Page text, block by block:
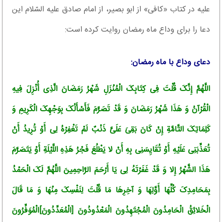
علیه در کتاب «کافى» از ابو بصیر، از امام صادق علیه السّلام این
دعا را براى وداع ماه رمضان روایت کرده است:
دعای وداع با ماه رمضان:
اللَّهُمَّ إِنَّکَ قُلْتَ فِی کِتَابِکَ الْمُنْزَلِ شَهْرُ رَمَضَانَ الَّذِی أُنْزِلَ فِیهِ
الْقُرْآنُ وَ هَذَا شَهْرُ رَمَضَانَ وَ قَدْ تَصَرَّمَ فَأَسْأَلُکَ بِوَجْهِکَ الْکَرِیمِ وَ
کَلِمَاتِکَ التَّامَّةِ إِنْ کَانَ بَقِیَ عَلَیَّ ذَنْبٌ لَمْ تَغْفِرْهُ لِی أَوْ تُرِیدُ أَنْ
تُعَذِّبَنِی عَلَیْهِ أَوْ تُقَایِسَنِی بِهِ أَنْ لا یَطْلُعَ فَجْرُ هَذِهِ اللَّیْلَةِ أَوْ یَتَصَرَّمَ
هَذَا الشَّهْرُ إِلا وَ قَدْ غَفَرْتَهُ لِی یَا أَرْحَمَ الرَّاحِمِینَ اللَّهُمَّ لَکَ الْحَمْدُ
بِمَحَامِدِکَ کُلِّهَا أَوَّلِهَا وَ آخِرِهَا مَا قُلْتَ لِنَفْسِکَ مِنْهَا وَ مَا قَالَ
الْخَلائِقُ الْحَامِدُونَ الْمُجْتَهِدُونَ الْمَعْدُودُونَ [الْمُعَدِّدُونَ]الْمُوَفِّرُونَ